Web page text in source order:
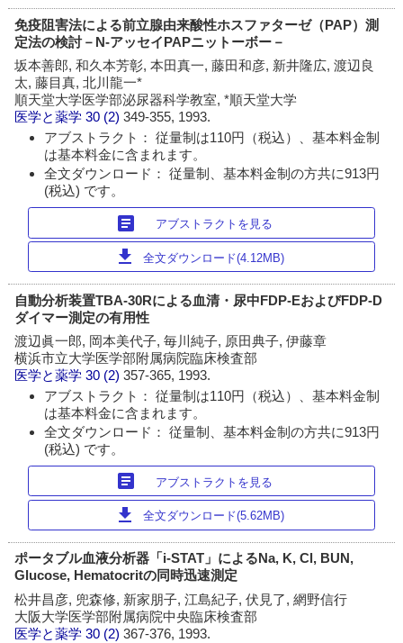
免疫阻害法による前立腺由来酸性ホスファターゼ（PAP）測
定法の検討－N-アッセイPAPニットーボー－
坂本善郎, 和久本芳彰, 本田真一, 藤田和彦, 新井隆広, 渡辺良
太, 藤目真, 北川龍一*
順天堂大学医学部泌尿器科学教室, *順天堂大学
医学と薬学 30 (2)349-355, 1993.
アブストラクト： 従量制は110円（税込）、基本料金制
は基本料金に含まれます。
全文ダウンロード： 従量制、基本料金制の方共に913円
(税込) です。
article アブストラクトを見る
download 全文ダウンロード(4.12MB)
自動分析装置TBA-30Rによる血清・尿中FDP-EおよびFDP-D
ダイマー測定の有用性
渡辺眞一郎, 岡本美代子, 毎川純子, 原田典子, 伊藤章
横浜市立大学医学部附属病院臨床検査部
医学と薬学 30 (2)357-365, 1993.
アブストラクト： 従量制は110円（税込）、基本料金制
は基本料金に含まれます。
全文ダウンロード： 従量制、基本料金制の方共に913円
(税込) です。
article アブストラクトを見る
download 全文ダウンロード(5.62MB)
ポータブル血液分析器「i-STAT」によるNa, K, Cl, BUN,
Glucose, Hematocritの同時迅速測定
松井昌彦, 兜森修, 新家朋子, 江島紀子, 伏見了, 網野信行
大阪大学医学部附属病院中央臨床検査部
医学と薬学 30 (2)367-376, 1993.